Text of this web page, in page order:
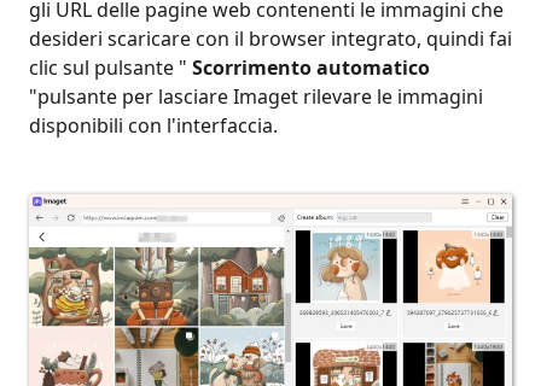
gli URL delle pagine web contenenti le immagini che
desideri scaricare con il browser integrato, quindi fai
clic sul pulsante " Scorrimento automatico
"pulsante per lasciare Imaget rilevare le immagini
disponibili con l'interfaccia.